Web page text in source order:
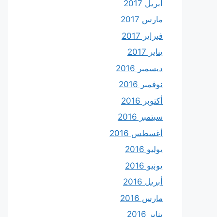
أبريل 2017
مارس 2017
فبراير 2017
يناير 2017
ديسمبر 2016
نوفمبر 2016
أكتوبر 2016
سبتمبر 2016
أغسطس 2016
يوليو 2016
يونيو 2016
أبريل 2016
مارس 2016
يناير 2016